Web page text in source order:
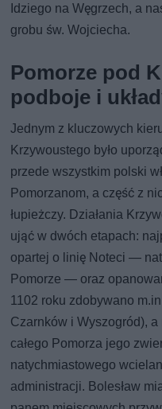
Idziego na Węgrzech, a
grobu św. Wojciecha.
Pomorze pod
podboje i
Jednym z kluczowych
Krzywoustego było
przede wszystkim polski
Pomorzanom, a część z
łupieżczy. Działania
ująć w dwóch etapach:
opartej o linię Noteci —
Pomorze — oraz
1102 roku zdobywano
Czarnków i Wyszogród),
całego Pomorza jego
natychmiastowego
administracji. Bolesław